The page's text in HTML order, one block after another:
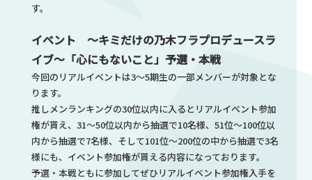
す。
イベント ～キミだけの乃木フラプロデュースラ
イブ～「心にもないこと」予選・本戦
今回のリアルイベントは3〜5期生の一部メンバーが対象とな
ります。
推しメンランキングの30位以内に入るとリアルイベント参加
権が貰え、31～50位以内から抽選で10名様、51位～100位以
内から抽選で7名様、そして101位～200位の中から抽選で3名
様にも、イベント参加権が貰える内容になっております。
予選・本戦ともに参加してぜひリアルイベント参加権入手を